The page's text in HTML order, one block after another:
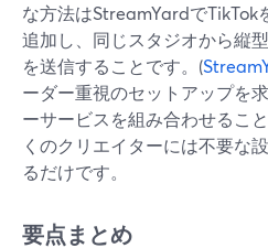
な方法はStreamYardでTikTok
追加し、同じスタジオから縦
を送信することです。(
ーダー重視のセットアップを
ーサービスを組み合わせるこ
くのクリエイターには不要な
るだけです。
要点まとめ